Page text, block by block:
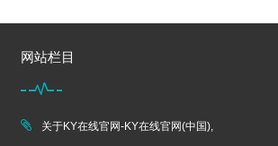
网站栏目
关于KY在线官网-KY在线官网(中国),